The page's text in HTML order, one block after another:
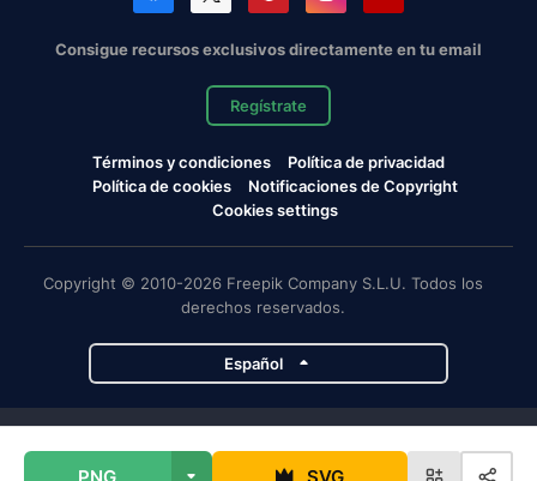
Consigue recursos exclusivos directamente en tu email
Regístrate
Términos y condiciones
Política de privacidad
Política de cookies
Notificaciones de Copyright
Cookies settings
Copyright © 2010-2026 Freepik Company S.L.U. Todos los
derechos reservados.
Español